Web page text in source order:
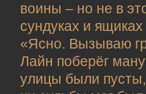
воины – но не в
сундуках и
«Ясно. Вызываю
Лайн поберёг
улицы были